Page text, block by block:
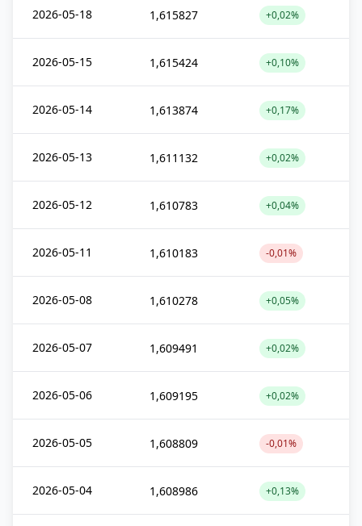
2026-05-18 1,615827 +0,02%
2026-05-15 1,615424 +0,10%
2026-05-14 1,613874 +0,17%
2026-05-13 1,611132 +0,02%
2026-05-12 1,610783 +0,04%
2026-05-11 1,610183 -0,01%
2026-05-08 1,610278 +0,05%
2026-05-07 1,609491 +0,02%
2026-05-06 1,609195 +0,02%
2026-05-05 1,608809 -0,01%
2026-05-04 1,608986 +0,13%